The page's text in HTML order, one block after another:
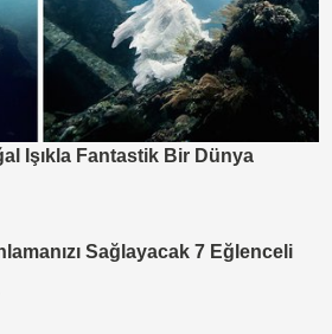
Işıkla Fantastik Bir Dünya
Sağlayacak 7 Eğlenceli